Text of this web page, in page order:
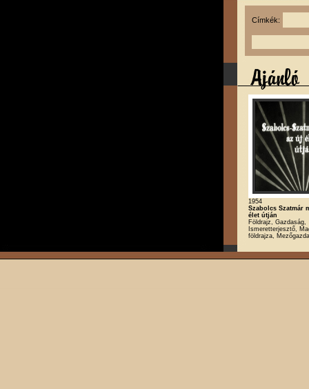
Címkék:
1954
Szabolcs Szatmár
élet útján
Földrajz, Gazdaság,
Ismeretterjesztő,
földrajza,